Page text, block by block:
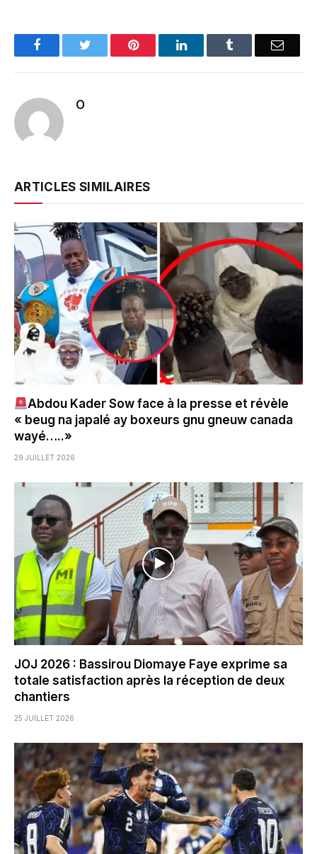
FacebookTwitter Pinterest LinkedInTumblr Email
O
ARTICLES SIMILAIRES
Abdou Kader Sow face à la presse et révèle
« beug na japalé ay boxeurs gnu gneuw canada
wayé…..»
29 JUILLET 2026
JOJ 2026 : Bassirou Diomaye Faye exprime sa
totale satisfaction après la réception de deux
chantiers
25 JUILLET 2026